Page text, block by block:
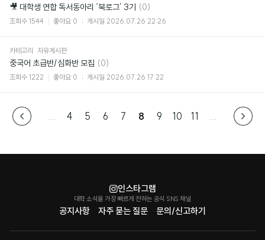
🎥 대학생 연합 독서동아리 ‘북로그’ 3기
댓
글
(0)
조회수 1544 좋아요 0 게시일 2026.07.26 22:26
카테고리 자유게시판
중국어 초급반/심화반 모집 댓
글
(0)
조회수 1222 좋아요 0 게시일 2026.07.26 17:22
4 5 6 7 8 9 10 11
공지사항 자주 묻는 질문 문의/신고하기
인스타그램
대학 소식을 가장 빠르게 전하는 공식 SNS 채널